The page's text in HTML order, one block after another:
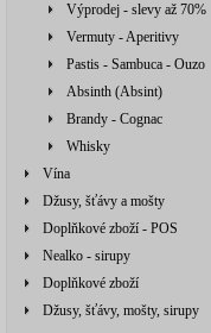
Výprodej - slevy až 70%
Vermuty - Aperitivy
Pastis - Sambuca - Ouzo
Absinth (Absint)
Brandy - Cognac
Whisky
Vína
Džusy, šťávy a mošty
Doplňkové zboží - POS
Nealko - sirupy
Doplňkové zboží
Džusy, šťávy, mošty, sirupy